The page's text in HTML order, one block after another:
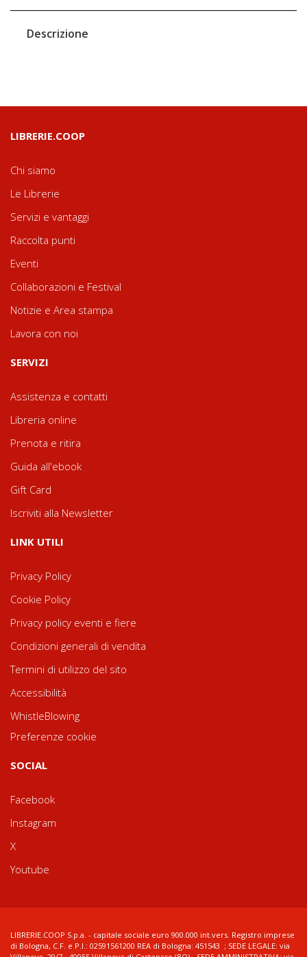
Descrizione
LIBRERIE.COOP
Chi siamo
Le Librerie
Servizi e vantaggi
Raccolta punti
Eventi
Collaborazioni e Festival
Notizie e Area stampa
Lavora con noi
SERVIZI
Assistenza e contatti
Libreria online
Prenota e ritira
Guida all'ebook
Gift Card
Iscriviti alla Newsletter
LINK UTILI
Privacy Policy
Cookie Policy
Privacy policy eventi e fiere
Condizioni generali di vendita
Termini di utilizzo del sito
Accessibilità
WhistleBlowing
Preferenze cookie
SOCIAL
Facebook
Instagram
X
Youtube
LIBRERIE.COOP S.p.a. - capitale sociale euro 900.000 int.vers. Registro imprese
di Bologna, C.F. e P.I.: 02591561200 REA di Bologna: 451543 ; SEDE LEGALE: via